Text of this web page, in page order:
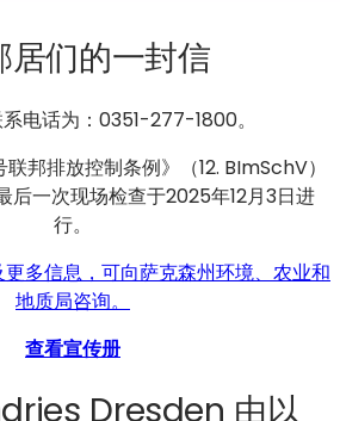
们的一封信
电话为：0351-277-1800。
邦排放控制条例》（12. BImSchV）
后一次现场检查于2025年12月3日进
行。
多信息，可向萨克森州环境、农业和
地质局咨询。
查看宣传册
Dresden 由以